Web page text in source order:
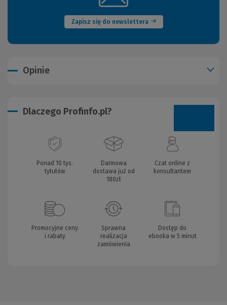
Zapisz się do newslettera
okno)
Opinie
Dlaczego Profinfo.pl?
Ponad 10 tys.
tytułów
Darmowa
dostawa już od
180zł
Czat online z
konsultantem
Promocyjne ceny
i rabaty
Sprawna
realizacja
zamówienia
Dostęp do
ebooka w 5 minut